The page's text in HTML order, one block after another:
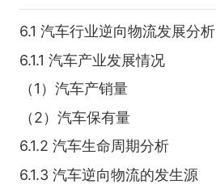
6.1 汽车行业逆向物流发展分析
6.1.1 汽车产业发展情况
（1）汽车产销量
（2）汽车保有量
6.1.2 汽车生命周期分析
6.1.3 汽车逆向物流的发生源